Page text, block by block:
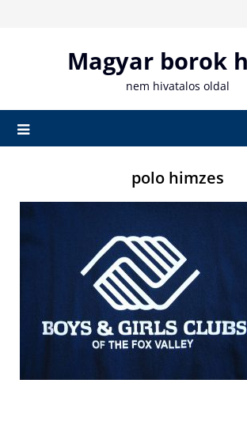
Magyar borok
nem hivatalos oldal
polo himzes